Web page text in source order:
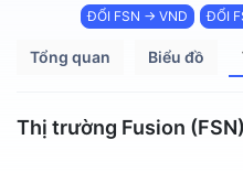
ĐỔI FSN → VND ĐỔI
Tổng quan Biểu đồ
Thị trường Fusion (FSN)